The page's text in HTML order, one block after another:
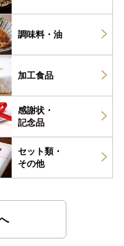
調味料・ 油
加工食品
感謝状・
記念品
セット類・
その他